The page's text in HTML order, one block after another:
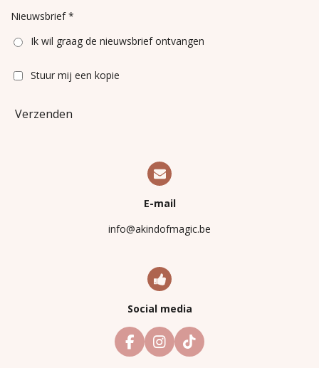
Nieuwsbrief *
Ik wil graag de nieuwsbrief ontvangen
Stuur mij een kopie
Verzenden
E-mail
info@akindofmagic.be
Social media
F
a
I
n
T
i